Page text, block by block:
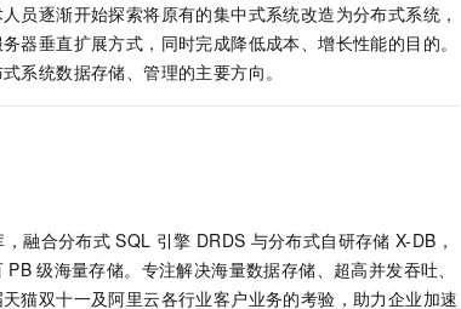
员逐渐开始探索将原有的集中式系统改造为分布式系统，
器垂直扩展方式，同时完成降低成本、增长性能的目的。
系统数据存储、管理的主要方向。
融合分布式 SQL 引擎 DRDS 与分布式自研存储 X-DB，
PB 级海量存储。专注解决海量数据存储、超高并发吞吐、
猫双十一及阿里云各行业客户业务的考验，助力企业加速
10分钟微调：让0.6B模型媲美235B模型
用1%尺寸在特定领域达到大模型90%以上效果
多模态数据信息提取
从文本、图片、视频中提取结构化的属性信息